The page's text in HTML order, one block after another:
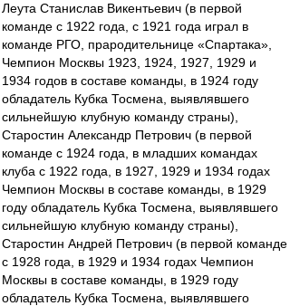
Леута Станислав Викентьевич (в первой
команде с 1922 года, с 1921 года играл в
команде РГО, прародительнице «Спартака»,
Чемпион Москвы 1923, 1924, 1927, 1929 и
1934 годов в составе команды, в 1924 году
обладатель Кубка Тосмена, выявлявшего
сильнейшую клубную команду страны),
Старостин Александр Петрович (в первой
команде с 1924 года, в младших командах
клуба с 1922 года, в 1927, 1929 и 1934 годах
Чемпион Москвы в составе команды, в 1929
году обладатель Кубка Тосмена, выявлявшего
сильнейшую клубную команду страны),
Старостин Андрей Петрович (в первой команде
с 1928 года, в 1929 и 1934 годах Чемпион
Москвы в составе команды, в 1929 году
обладатель Кубка Тосмена, выявлявшего